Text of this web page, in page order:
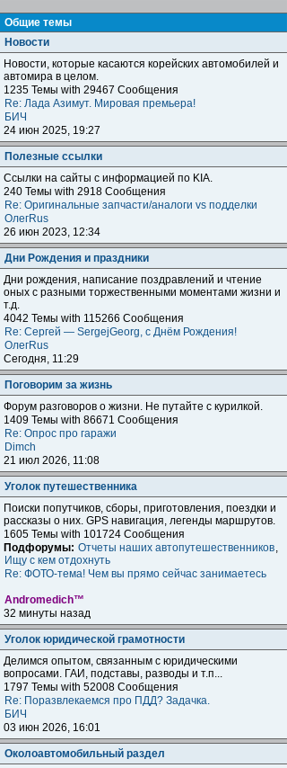
Общие темы
Новости
Новости, которые касаются корейских автомобилей и
автомира в целом.
1235 Темы with 29467 Сообщения
Re: Лада Азимут. Мировая премьера!
БИЧ
24 июн 2025, 19:27
Полезные ссылки
Ссылки на сайты с информацией по KIA.
240 Темы with 2918 Сообщения
Re: Оригинальные запчасти/аналоги vs подделки
ОлегRus
26 июн 2023, 12:34
Дни Рождения и праздники
Дни рождения, написание поздравлений и чтение
оных с разными торжественными моментами жизни и
т.д.
4042 Темы with 115266 Сообщения
Re: Сергей — SergejGeorg, с Днём Рождения!
ОлегRus
Сегодня, 11:29
Поговорим за жизнь
Форум разговоров о жизни. Не путайте с курилкой.
1409 Темы with 86671 Сообщения
Re: Опрос про гаражи
Dimch
21 июл 2026, 11:08
Уголок путешественника
Поиски попутчиков, сборы, приготовления, поездки и
расcказы о них. GPS навигация, легенды маршрутов.
1605 Темы with 101724 Сообщения
Подфорумы: Отчеты наших автопутешественников,
Ищу с кем отдохнуть
Re: ФОТО-тема! Чем вы прямо сейчас занимаетесь
Andromedich™
32 минуты назад
Уголок юридической грамотности
Делимся опытом, связанным с юридическими
вопросами. ГАИ, подставы, разводы и т.п...
1797 Темы with 52008 Сообщения
Re: Поразвлекаемся про ПДД? Задачка.
БИЧ
03 июн 2026, 16:01
Околоавтомобильный раздел